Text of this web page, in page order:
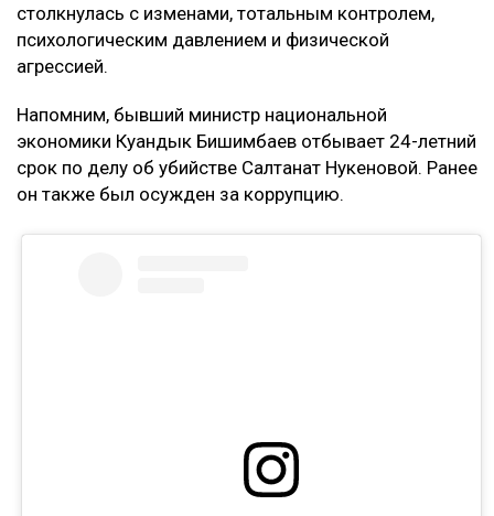
столкнулась с изменами, тотальным контролем,
психологическим давлением и физической
агрессией.
Напомним, бывший министр национальной
экономики Куандык Бишимбаев отбывает 24-летний
срок по делу об убийстве Салтанат Нукеновой. Ранее
он также был осужден за коррупцию.